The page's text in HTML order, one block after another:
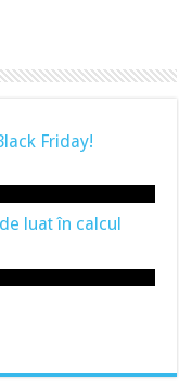
Friday!
luat în calcul